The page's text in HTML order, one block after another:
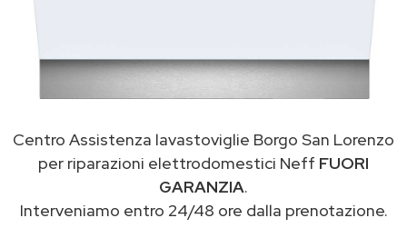
Centro Assistenza lavastoviglie Borgo San Lorenzo
per riparazioni elettrodomestici Neff FUORI
GARANZIA.
Interveniamo entro 24/48 ore dalla prenotazione.